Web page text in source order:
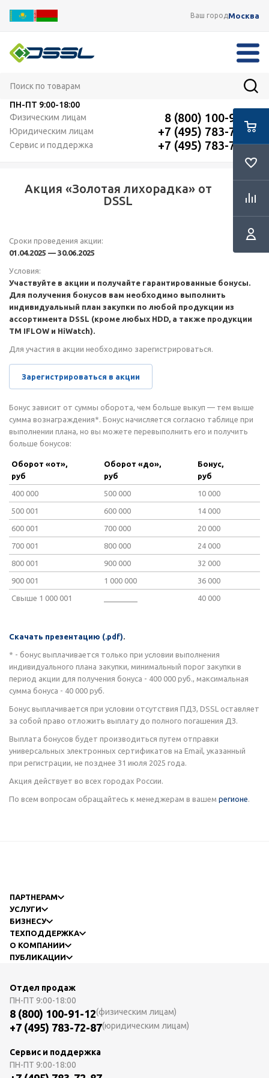
Ваш городМосква
ПН-ПТ 9:00-18:00
Физическим лицам
8 (800) 100-91-12
Юридическим лицам +7 (495) 783-72-87
Сервис и поддержка +7 (495) 783-72-87
Акция «Золотая лихорадка» от
DSSL
Cроки проведения акции:
01.04.2025 — 30.06.2025
Условия:
Участвуйте в акции и получайте гарантированные бонусы.
Для получения бонусов вам необходимо выполнить
индивидуальный план закупки по любой продукции из
ассортимента DSSL (кроме любых HDD, а также продукции
ТМ IFLOW и HiWatch).
Для участия в акции необходимо зарегистрироваться.
Зарегистрироваться в акции
Бонус зависит от суммы оборота, чем больше выкуп — тем выше
сумма вознаграждения*. Бонус начисляется согласно таблице при
выполнении плана, но вы можете перевыполнить его и получить
больше бонусов:
Оборот «от»,
руб
Оборот «до»,
руб
Бонус,
руб
400 000 500 000 10 000
500 001 600 000 14 000
600 001 700 000 20 000
700 001 800 000 24 000
800 001 900 000 32 000
900 001 1 000 000 36 000
Свыше 1 000 001 40 000
Скачать презентацию (.pdf).
* - бонус выплачивается только при условии выполнения
индивидуального плана закупки, минимальный порог закупки в
период акции для получения бонуса - 400 000 руб., максимальная
сумма бонуса - 40 000 руб.
Бонус выплачивается при условии отсутствия ПДЗ, DSSL оставляет
за собой право отложить выплату до полного погашения ДЗ.
Выплата бонусов будет производиться путем отправки
универсальных электронных сертификатов на Email, указанный
при регистрации, не позднее 31 июля 2025 года.
Акция действует во всех городах России.
По всем вопросам обращайтесь к менеджерам в вашем регионе.
ПАРТНЕРАМ
УСЛУГИ
БИЗНЕСУ
ТЕХПОДДЕРЖКА
О КОМПАНИИ
ПУБЛИКАЦИИ
Отдел продаж
ПН-ПТ 9:00-18:00
8 (800) 100-91-12(физическим лицам)
+7 (495) 783-72-87(юридическим лицам)
Сервис и поддержка
ПН-ПТ 9:00-18:00